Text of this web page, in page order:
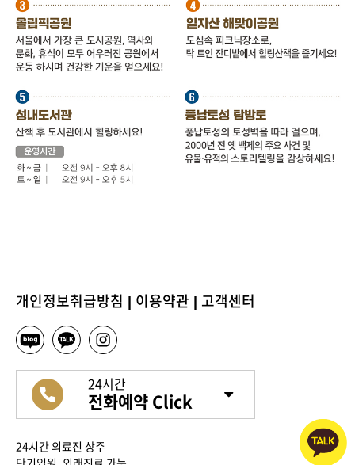
개인정보취급방침 이용약관 고객센터
24시간
전화예약 Click
24시간 의료진 상주